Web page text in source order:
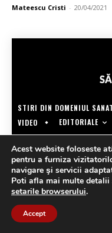
Mateescu Cristi - 20/04/2021
STIRI DIN DOMENIUL
VIDEO
EDITORIALE
Acest website foloseste
pentru a furniza
navigare şi servicii
Poti afla mai multe detalii
setarile browserului.
Accept